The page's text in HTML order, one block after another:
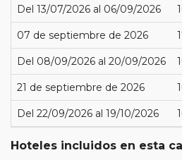
Del 13/07/2026 al 06/09/2026
07 de septiembre de 2026
Del 08/09/2026 al 20/09/2026
21 de septiembre de 2026
Del 22/09/2026 al 19/10/2026
Hoteles incluidos en esta